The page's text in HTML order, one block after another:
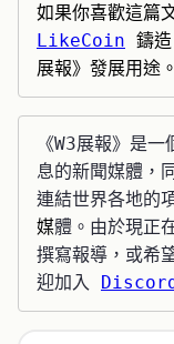
如果你喜歡這篇
LikeCoin 鑄
展報》發展用途。
《W3展報》是
息的新聞媒體，
連結世界各地的
媒體。由於現正
撰寫報導，或希
迎加入
Discord